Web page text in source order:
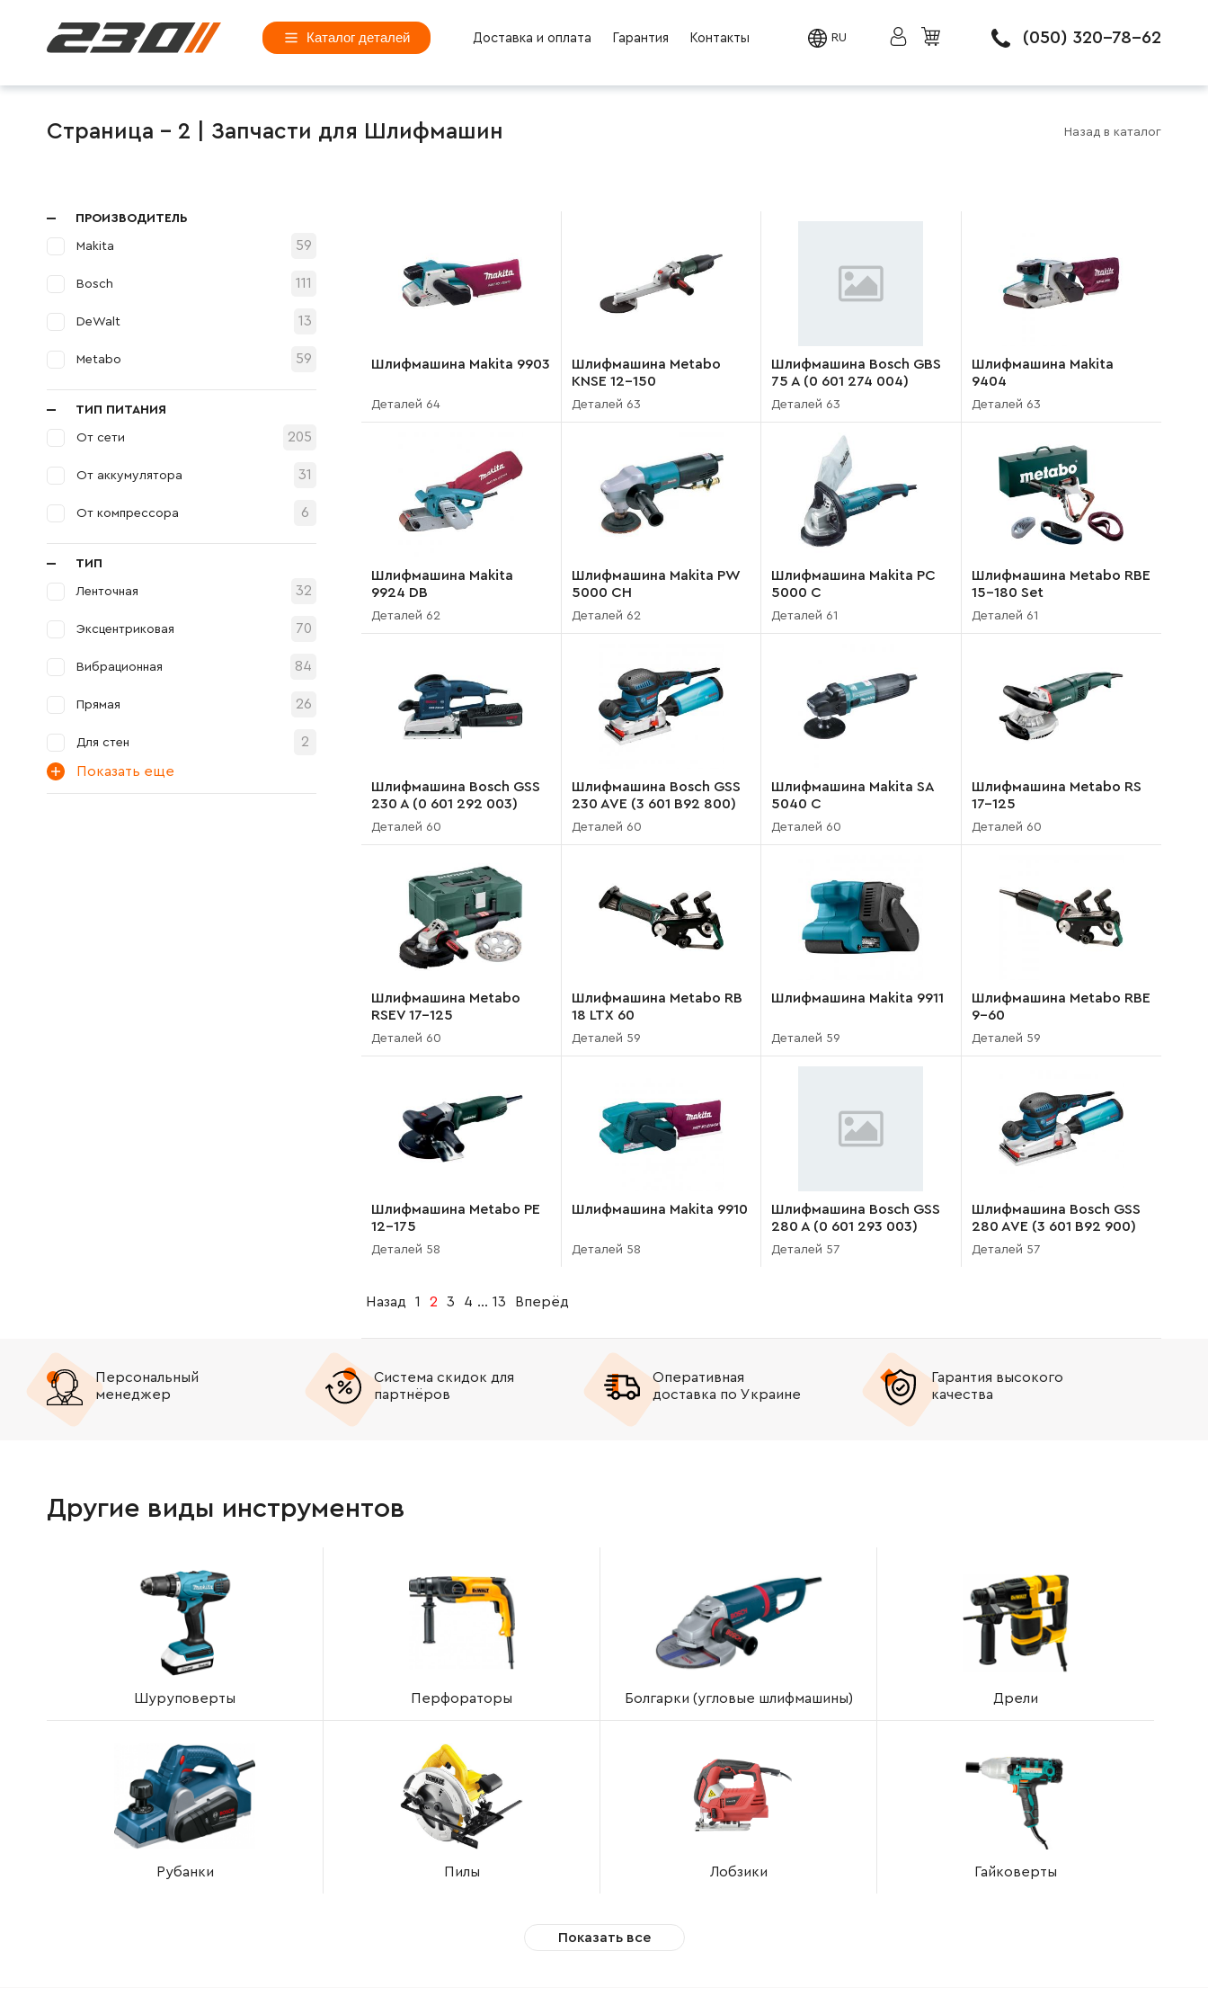
Каталог деталей Доставка и оплата Гарантия Контакты RU (050) 320-78-62
Страница - 2 | Запчасти для Шлифмашин Назад в каталог
ПРОИЗВОДИТЕЛЬ
Makita 59
Bosch 111
DeWalt 13
Metabo 59
ТИП ПИТАНИЯ
От сети 205
От аккумулятора 31
От компрессора 6
ТИП
Ленточная 32
Эксцентриковая 70
Вибрационная 84
Прямая 26
Для стен 2
Показать еще
Шлифмашина Makita 9903
Деталей 64
Шлифмашина Metabo
KNSE 12-150
Деталей 63
Шлифмашина Bosch GBS
75 A (0 601 274 004)
Деталей 63
Шлифмашина Makita
9404
Деталей 63
Шлифмашина Makita
9924 DB
Деталей 62
Шлифмашина Makita PW
5000 CH
Деталей 62
Шлифмашина Makita PC
5000 C
Деталей 61
Шлифмашина Metabo RBE
15-180 Set
Деталей 61
Шлифмашина Bosch GSS
230 A (0 601 292 003)
Деталей 60
Шлифмашина Bosch GSS
230 AVE (3 601 B92 800)
Деталей 60
Шлифмашина Makita SA
5040 C
Деталей 60
Шлифмашина Metabo RS
17-125
Деталей 60
Шлифмашина Metabo
RSEV 17-125
Деталей 60
Шлифмашина Metabo RB
18 LTX 60
Деталей 59
Шлифмашина Makita 9911
Деталей 59
Шлифмашина Metabo RBE
9-60
Деталей 59
Шлифмашина Metabo PE
12-175
Деталей 58
Шлифмашина Makita 9910
Деталей 58
Шлифмашина Bosch GSS
280 A (0 601 293 003)
Деталей 57
Шлифмашина Bosch GSS
280 AVE (3 601 B92 900)
Деталей 57
Назад 1 2 3 4 ... 13 Вперёд
Персональный
менеджер
Система скидок для
партнёров
Оперативная
доставка по Украине
Гарантия высокого
качества
Другие виды инструментов
Шуруповерты Перфораторы Болгарки (угловые шлифмашины) Дрели
Рубанки Пилы Лобзики Гайковерты
Показать все